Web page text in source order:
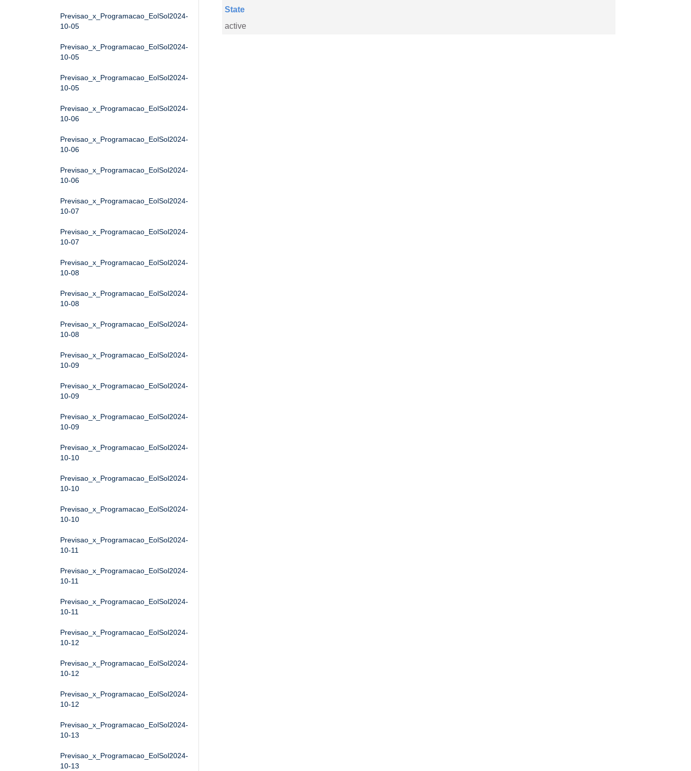
Previsao_x_Programacao_EolSol2024-
10-05
Previsao_x_Programacao_EolSol2024-
10-05
Previsao_x_Programacao_EolSol2024-
10-05
Previsao_x_Programacao_EolSol2024-
10-06
Previsao_x_Programacao_EolSol2024-
10-06
Previsao_x_Programacao_EolSol2024-
10-06
Previsao_x_Programacao_EolSol2024-
10-07
Previsao_x_Programacao_EolSol2024-
10-07
Previsao_x_Programacao_EolSol2024-
10-08
Previsao_x_Programacao_EolSol2024-
10-08
Previsao_x_Programacao_EolSol2024-
10-08
Previsao_x_Programacao_EolSol2024-
10-09
Previsao_x_Programacao_EolSol2024-
10-09
Previsao_x_Programacao_EolSol2024-
10-09
Previsao_x_Programacao_EolSol2024-
10-10
Previsao_x_Programacao_EolSol2024-
10-10
Previsao_x_Programacao_EolSol2024-
10-10
Previsao_x_Programacao_EolSol2024-
10-11
Previsao_x_Programacao_EolSol2024-
10-11
Previsao_x_Programacao_EolSol2024-
10-11
Previsao_x_Programacao_EolSol2024-
10-12
Previsao_x_Programacao_EolSol2024-
10-12
Previsao_x_Programacao_EolSol2024-
10-12
Previsao_x_Programacao_EolSol2024-
10-13
Previsao_x_Programacao_EolSol2024-
10-13
State
active